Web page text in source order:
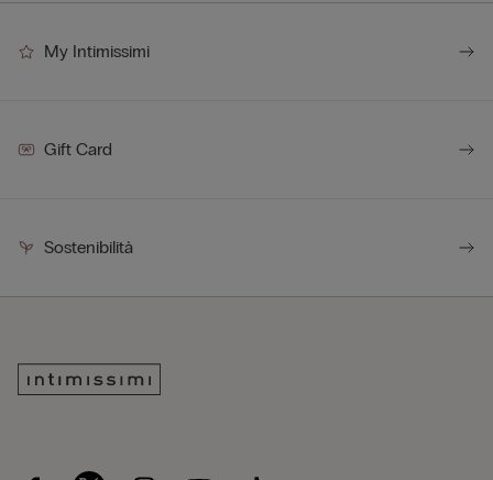
My Intimissimi
Gift Card
Sostenibilità